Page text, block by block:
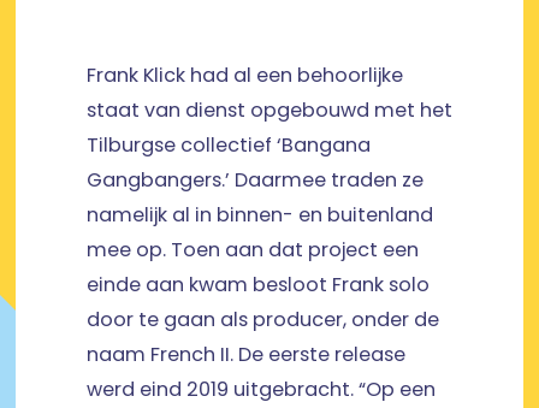
Frank Klick had al een behoorlijke
staat van dienst opgebouwd met het
Tilburgse collectief ‘Bangana
Gangbangers.’ Daarmee traden ze
namelijk al in binnen- en buitenland
mee op. Toen aan dat project een
einde aan kwam besloot Frank solo
door te gaan als producer, onder de
naam French II. De eerste release
werd eind 2019 uitgebracht. “Op een